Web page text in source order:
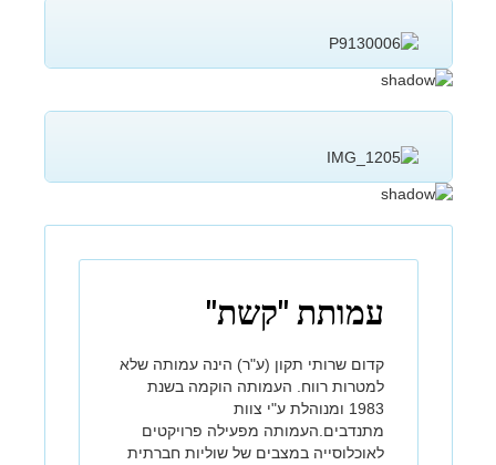
עמותת "קשת"
קדום שרותי תקון (ע"ר) הינה עמותה שלא
למטרות רווח. העמותה הוקמה בשנת
1983 ומנוהלת ע"י צוות
מתנדבים.העמותה מפעילה פרויקטים
לאוכלוסייה במצבים של שוליות חברתית